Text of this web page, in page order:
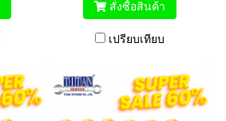
สั่งซื้อสินค้า
เปรียบเทียบ